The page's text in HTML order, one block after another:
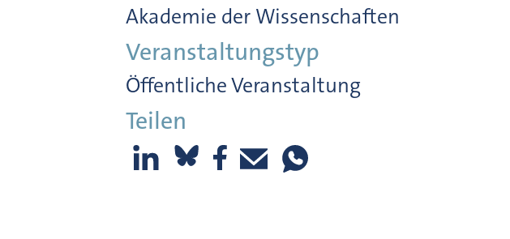
Akademie der Wissenschaften
Veranstaltungstyp
Öffentliche Veranstaltung
Teilen